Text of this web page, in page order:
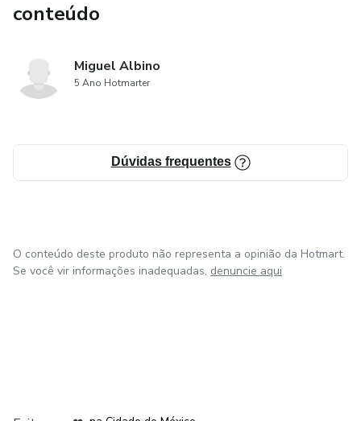
conteúdo
Miguel Albino
5 Ano Hotmarter
Dúvidas frequentes
O conteúdo deste produto não representa a opinião da Hotmart.
Se você vir informações inadequadas, denuncie aqui